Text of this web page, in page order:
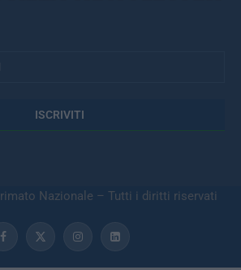
Nazionale – Tutti i diritti riservati